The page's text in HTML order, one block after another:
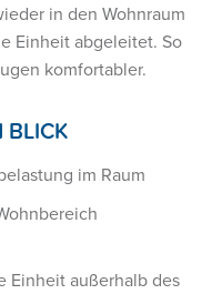
in den Wohnraum
Einheit abgeleitet. So
komfortabler.
BLICK
im Raum
Einheit außerhalb des